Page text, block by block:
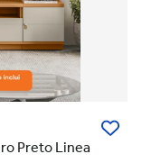
Preto Linea